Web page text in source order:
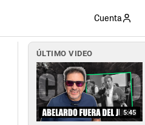
Cuenta
ÚLTIMO VIDEO
5:45